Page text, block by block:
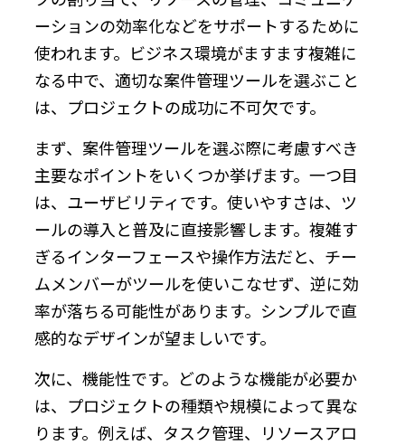
ーションの効率化などをサポートするために
使われます。ビジネス環境がますます複雑に
なる中で、適切な案件管理ツールを選ぶこと
は、プロジェクトの成功に不可欠です。
まず、案件管理ツールを選ぶ際に考慮すべき
主要なポイントをいくつか挙げます。一つ目
は、ユーザビリティです。使いやすさは、ツ
ールの導入と普及に直接影響します。複雑す
ぎるインターフェースや操作方法だと、チー
ムメンバーがツールを使いこなせず、逆に効
率が落ちる可能性があります。シンプルで直
感的なデザインが望ましいです。
次に、機能性です。どのような機能が必要か
は、プロジェクトの種類や規模によって異な
ります。例えば、タスク管理、リソースアロ